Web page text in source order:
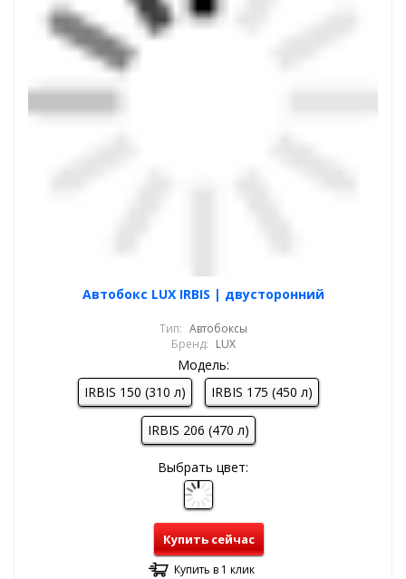
Автобокс LUX IRBIS | двусторонний
Тип: Автобоксы
Бренд: LUX
Модель:
IRBIS 150 (310 л)
IRBIS 175 (450 л)
IRBIS 206 (470 л)
Выбрать цвет:
Купить сейчас
Купить в 1 клик